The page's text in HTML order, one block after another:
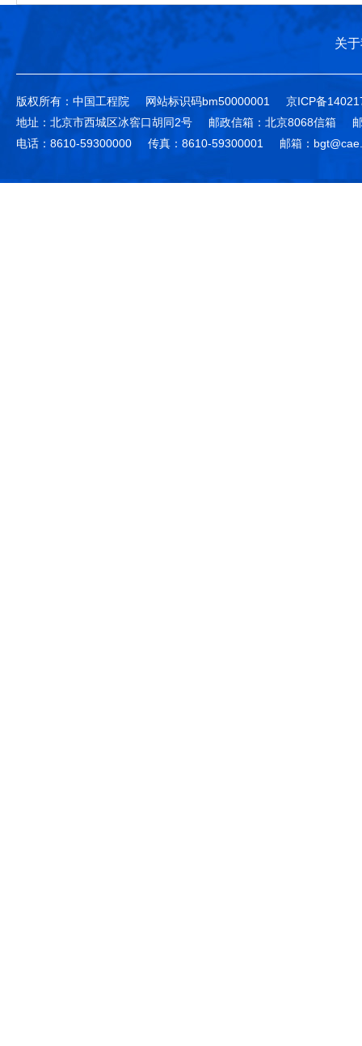
关
版权所有：中国工程院 网站标识码bm50000001
京ICP备
地址：北京市西城区冰窖口胡同2号
邮政信箱：北京8068信箱
电话：8610-59300000
传真：8610-59300001 邮箱：